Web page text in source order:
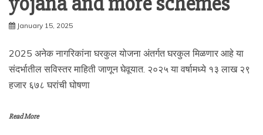
January 15, 2025
2025 अनेक नागरिकांना घरकुल योजना अंतर्गत घरकुल मिळणार आहे या
संदर्भातील सविस्तर माहिती जाणून घेवूयात. २०२५ या वर्षामध्ये १३ लाख २९
हजार ६७८ घरांची घोषणा
Read More